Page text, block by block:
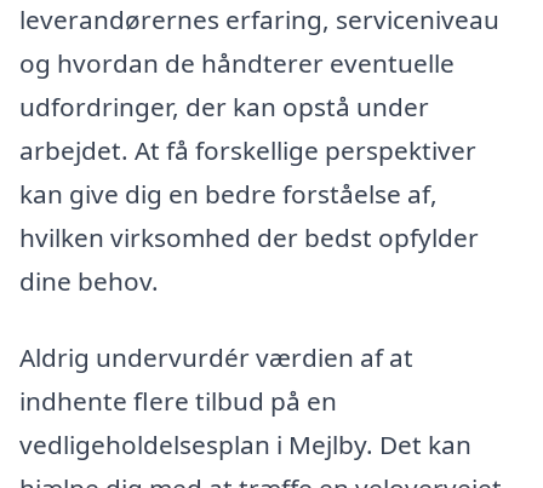
leverandørernes erfaring, serviceniveau
og hvordan de håndterer eventuelle
udfordringer, der kan opstå under
arbejdet. At få forskellige perspektiver
kan give dig en bedre forståelse af,
hvilken virksomhed der bedst opfylder
dine behov.
Aldrig undervurdér værdien af at
indhente flere tilbud på en
vedligeholdelsesplan i Mejlby. Det kan